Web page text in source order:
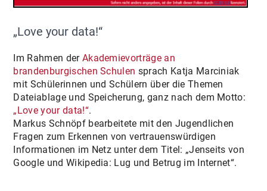
„Love your data!“
Im Rahmen der Akademievorträge an
brandenburgischen Schulen sprach Katja Marciniak
mit Schülerinnen und Schülern über die Themen
Dateiablage und Speicherung, ganz nach dem Motto:
„Love your data!“.
Markus Schnöpf bearbeitete mit den Jugendlichen
Fragen zum Erkennen von vertrauenswürdigen
Informationen im Netz unter dem Titel: „Jenseits von
Google und Wikipedia: Lug und Betrug im Internet“.